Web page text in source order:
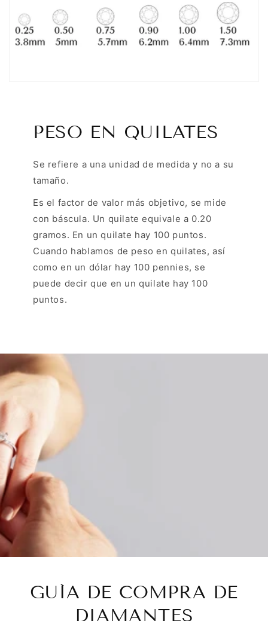
PESO EN QUILATES
Se refiere a una unidad de medida y no a su
tamaño.
Es el factor de valor más objetivo, se mide
con báscula. Un quilate equivale a 0.20
gramos. En un quilate hay 100 puntos.
Cuando hablamos de peso en quilates, así
como en un dólar hay 100 pennies, se
puede decir que en un quilate hay 100
puntos.
GUÍA DE COMPRA DE
DIAMANTES